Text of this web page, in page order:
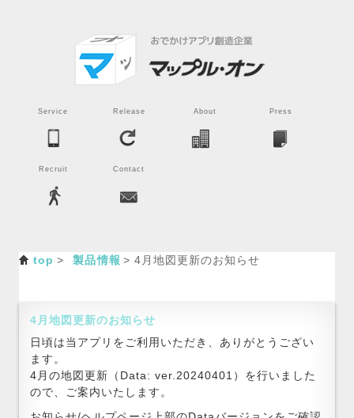
Service Release About Press
Recruit Contact
top 製品情報 4月地図更新のお知らせ
4月地図更新のお知らせ
日頃は当アプリをご利用いただき、ありがとうござい
ます。
4月の地図更新（Data: ver.20240401）を行いました
ので、ご案内いたします。